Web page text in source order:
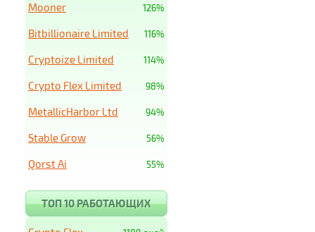
126%
Mooner
116%
Bitbillionaire Limited
114%
Cryptoize Limited
98%
Crypto Flex Limited
94%
MetallicHarbor Ltd
56%
Stable Grow
55%
Qorst Ai
ТОП 10 РАБОТАЮЩИХ